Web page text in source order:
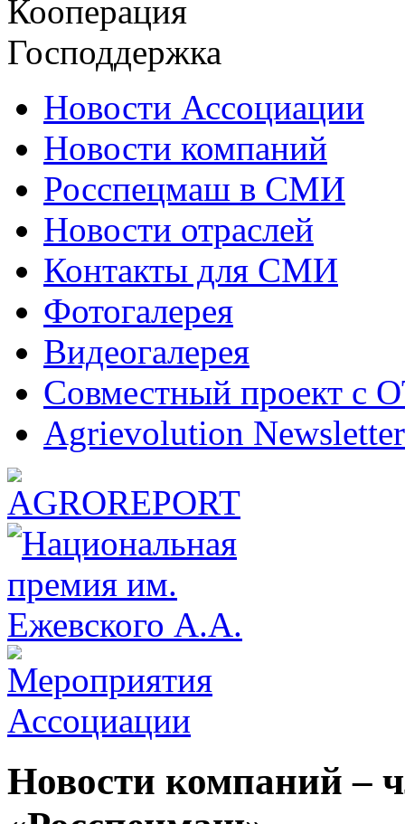
Кооперация
Господдержка
Новости Ассоциации
Новости компаний
Росспецмаш в СМИ
Новости отраслей
Контакты для СМИ
Фотогалерея
Видеогалерея
Совместный проект с
Agrievolution Newsletter
Новости компаний –